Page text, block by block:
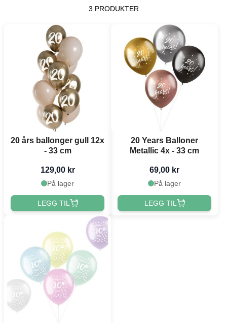
3 PRODUKTER
20 års ballonger gull 12x
- 33 cm
129,00 kr
På lager
LEGG TIL
20 Years Balloner
Metallic 4x - 33 cm
69,00 kr
På lager
LEGG TIL